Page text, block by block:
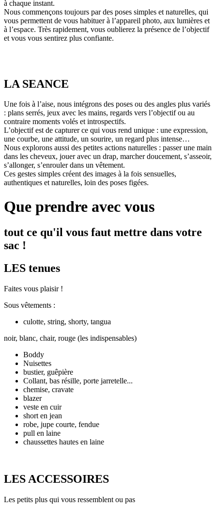
à chaque instant.
Nous commençons toujours par des poses simples et naturelles, qui
vous permettent de vous habituer à l’appareil photo, aux lumières et
à l’espace. Très rapidement, vous oublierez la présence de l’objectif
et vous vous sentirez plus confiante.
LA SEANCE
Une fois à l’aise, nous intégrons des poses ou des angles plus variés
: plans serrés, jeux avec les mains, regards vers l’objectif ou au
contraire moments volés et introspectifs.
L’objectif est de capturer ce qui vous rend unique : une expression,
une courbe, une attitude, un sourire, un regard plus intense…
Nous explorons aussi des petites actions naturelles : passer une main
dans les cheveux, jouer avec un drap, marcher doucement, s’asseoir,
s’allonger, s’enrouler dans un vêtement.
Ces gestes simples créent des images à la fois sensuelles,
authentiques et naturelles, loin des poses figées.
Que prendre avec vous
tout ce qu'il vous faut mettre dans votre
sac !
LES tenues
Faites vous plaisir !
Sous vêtements :
culotte, string, shorty, tangua
noir, blanc, chair, rouge (les indispensables)
Boddy
Nuisettes
bustier, guêpière
Collant, bas résille, porte jarretelle...
chemise, cravate
blazer
veste en cuir
short en jean
robe, jupe courte, fendue
pull en laine
chaussettes hautes en laine
LES ACCESSOIRES
Les petits plus qui vous ressemblent ou pas